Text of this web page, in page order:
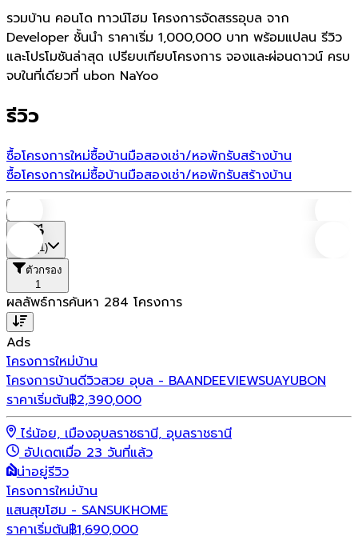
รวมบ้าน คอนโด ทาวน์โฮม โครงการจัดสรรอุบล จาก
Developer ชั้นนำ ราคาเริ่ม 1,000,000 บาท พร้อมแปลน รีวิว
และโปรโมชันล่าสุด เปรียบเทียบโครงการ จองและผ่อนดาวน์ ครบ
จบในที่เดียวที่ ubon NaYoo
รีวิว
ซื้อโครงการใหม่ซื้อบ้านมือสองเช่า/หอพักรับสร้างบ้าน
ซื้อโครงการใหม่ซื้อบ้านมือสองเช่า/หอพักรับสร้างบ้าน
(1)
ตัวกรอง
1
ผลลัพธ์การค้นหา 284 โครงการ
Ads
โครงการใหม่บ้าน
โครงการบ้านดีวิวสวย อุบล - BAANDEEVIEWSUAYUBON
ราคาเริ่มต้น฿2,390,000
ไร่น้อย, เมืองอุบลราชธานี, อุบลราชธานี
อัปเดตเมื่อ 23 วันที่แล้ว
น่าอยู่รีวิว
โครงการใหม่บ้าน
แสนสุขโฮม - SANSUKHOME
ราคาเริ่มต้น฿1,690,000